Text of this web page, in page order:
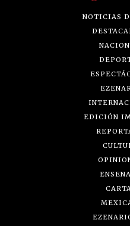
NOTICIAS
EDICIÓN